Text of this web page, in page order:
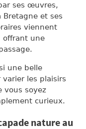
ses œuvres,
et ses
viennent
offrant une
une belle
les plaisirs
vous soyez
curieux.
nature au